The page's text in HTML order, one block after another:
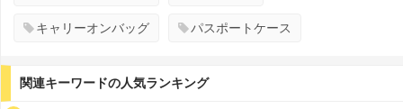
キャリーオンバッグ パスポートケース
関連キーワードの人気ランキング